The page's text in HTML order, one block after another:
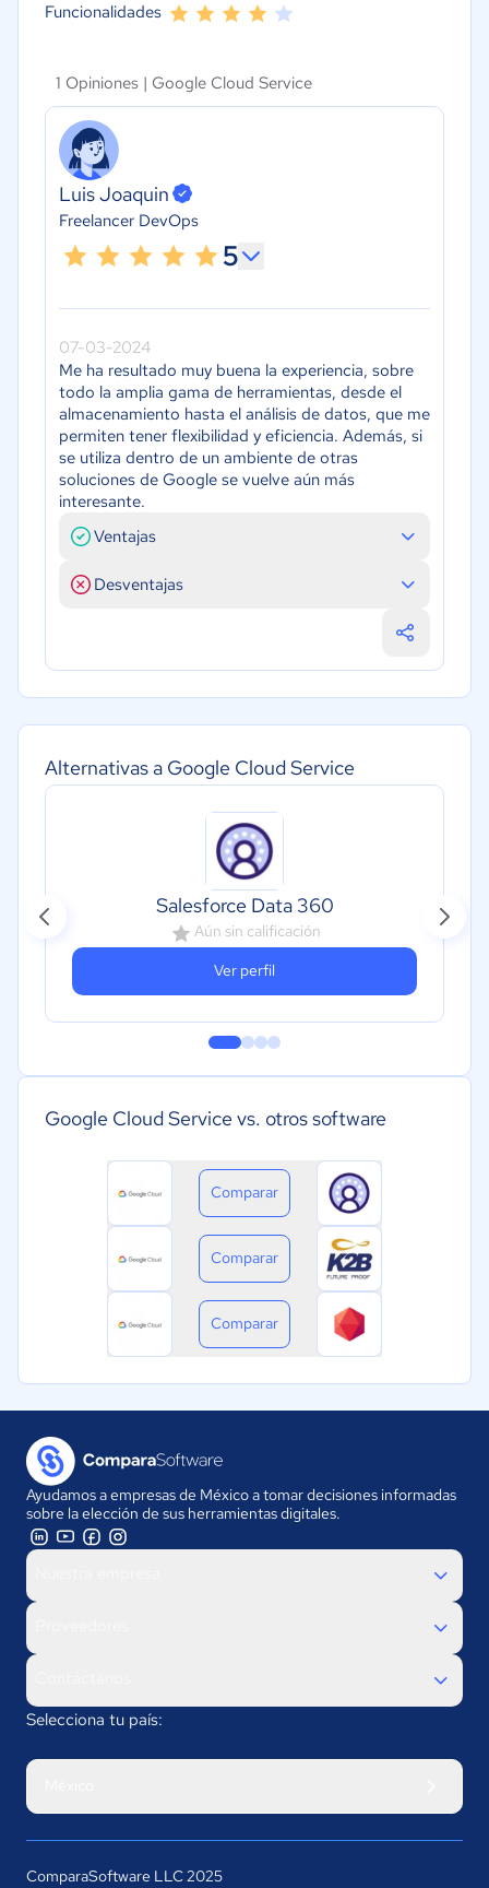
Alternativas a Google Cloud Service
Salesforce Data 360
Aún sin calificación
Ver perfil
Google Cloud Service vs. otros software
Comparar
Comparar
Comparar
Funcionalidades
1 Opiniones | Google Cloud Service
Luis Joaquin
Freelancer DevOps
5
07-03-2024
Me ha resultado muy buena la experiencia, sobre
todo la amplia gama de herramientas, desde el
almacenamiento hasta el análisis de datos, que me
permiten tener flexibilidad y eficiencia. Además, si
se utiliza dentro de un ambiente de otras
soluciones de Google se vuelve aún más
interesante.
Ventajas
Desventajas
Ayudamos a empresas de México a tomar decisiones informadas
sobre la elección de sus herramientas digitales.
Selecciona tu país:
ComparaSoftware LLC 2025